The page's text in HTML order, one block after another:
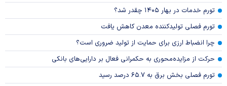
تورم خدمات در بهار ۱۴۰۵ چقدر شد؟
تورم فصلی تولیدکننده معدن کاهش یافت
چرا انضباط ارزی برای حمایت از تولید ضروری است؟
حرکت از مزایده‌محوری به حکمرانی فعال بر دارایی‌های بانکی
تورم فصلی بخش برق به ۶۵.۷ درصد رسید